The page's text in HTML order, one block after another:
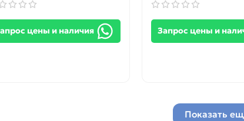
цены и наличия Запрос цены и
Показать